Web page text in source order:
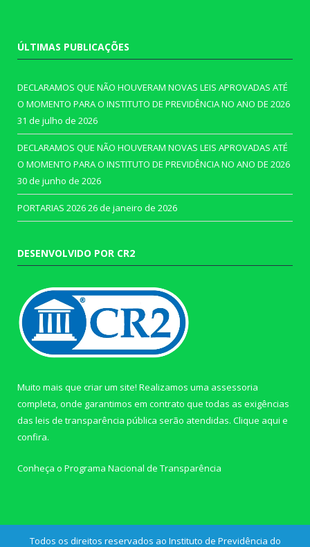
ÚLTIMAS PUBLICAÇÕES
DECLARAMOS QUE NÃO HOUVERAM NOVAS LEIS APROVADAS ATÉ
O MOMENTO PARA O INSTITUTO DE PREVIDÊNCIA NO ANO DE 2026
31 de julho de 2026
DECLARAMOS QUE NÃO HOUVERAM NOVAS LEIS APROVADAS ATÉ
O MOMENTO PARA O INSTITUTO DE PREVIDÊNCIA NO ANO DE 2026
30 de junho de 2026
PORTARIAS 202626 de janeiro de 2026
DESENVOLVIDO POR CR2
Muito mais que criar um site! Realizamos uma assessoria
completa, onde garantimos em contrato que todas as exigências
das leis de transparência pública serão atendidas. Clique aqui e
confira.
Conheça o Programa Nacional de Transparência
Todos os direitos reservados ao Instituto de Previdência do